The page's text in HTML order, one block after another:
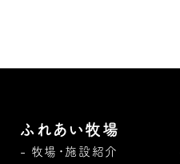
ふれあい牧場
牧場・施設紹介